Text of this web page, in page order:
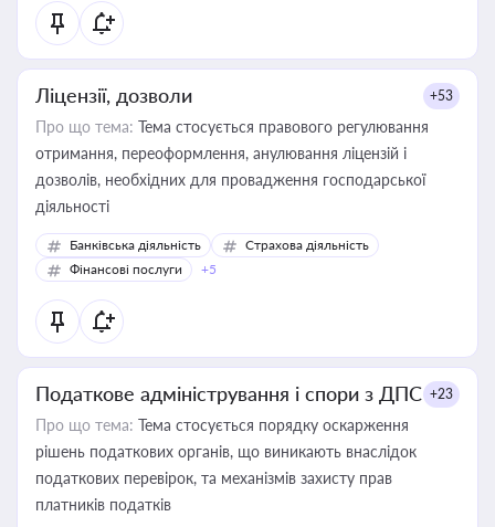
Ліцензії, дозволи +53
Про що тема: Тема стосується правового регулювання
отримання, переоформлення, анулювання ліцензій і
дозволів, необхідних для провадження господарської
діяльності
Банківська діяльність
Страхова діяльність
Фінансові послуги
+5
Податкове адміністрування і спори з ДПС +23
Про що тема: Тема стосується порядку оскарження
рішень податкових органів, що виникають внаслідок
податкових перевірок, та механізмів захисту прав
платників податків